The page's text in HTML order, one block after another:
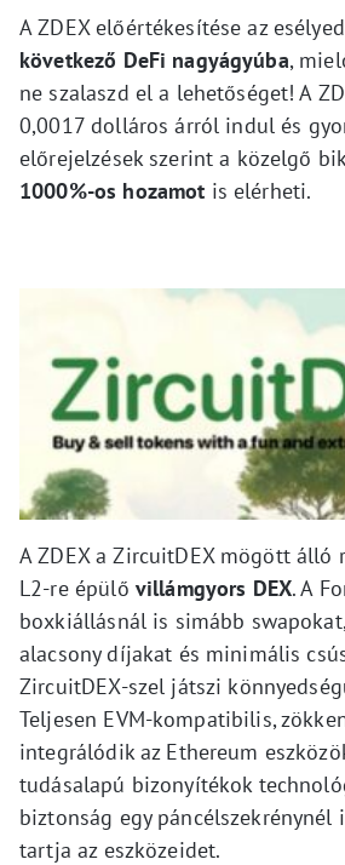
A ZDEX előértékesítése az
következő DeFi nagyágyúba,
ne szalaszd el a lehetőséget! A
0,0017 dolláros árról indul és
előrejelzések szerint a közelgő
1000%-os hozamot is elérheti.
A ZDEX a ZircuitDEX mögött álló
L2-re épülő villámgyors DEX. A
boxkiállásnál is simább
alacsony díjakat és minimális
ZircuitDEX-szel játszi
Teljesen EVM-kompatibilis,
integrálódik az Ethereum
tudásalapú bizonyítékok
biztonság egy páncélszekrénynél
tartja az eszközeidet.